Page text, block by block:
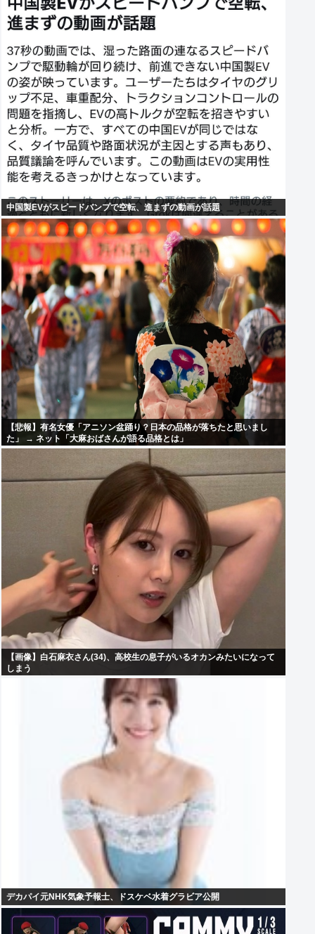
中国製EVがスピードバンプで空転、進まずの動画が話題
【悲報】有名女優「アニソン盆踊り？日本の品格が落ちたと思いまし
た」 → ネット「大麻おばさんが語る品格とは」
【画像】白石麻衣さん(34)、高校生の息子がいるオカンみたいになって
しまう
デカパイ元NHK気象予報士、ドスケベ水着グラビア公開